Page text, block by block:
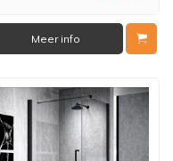
Meer info